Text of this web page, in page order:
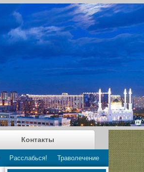
Расслабься! Траволечение
Контакты